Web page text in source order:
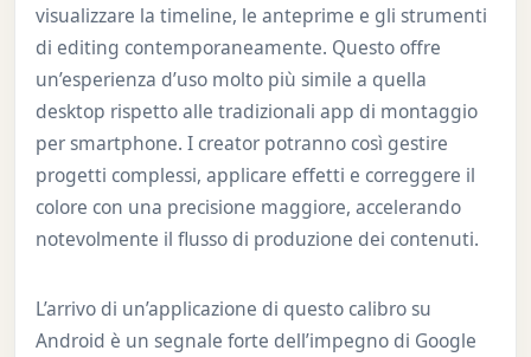
visualizzare la timeline, le anteprime e gli strumenti
di editing contemporaneamente. Questo offre
un’esperienza d’uso molto più simile a quella
desktop rispetto alle tradizionali app di montaggio
per smartphone. I creator potranno così gestire
progetti complessi, applicare effetti e correggere il
colore con una precisione maggiore, accelerando
notevolmente il flusso di produzione dei contenuti.
L’arrivo di un’applicazione di questo calibro su
Android è un segnale forte dell’impegno di Google